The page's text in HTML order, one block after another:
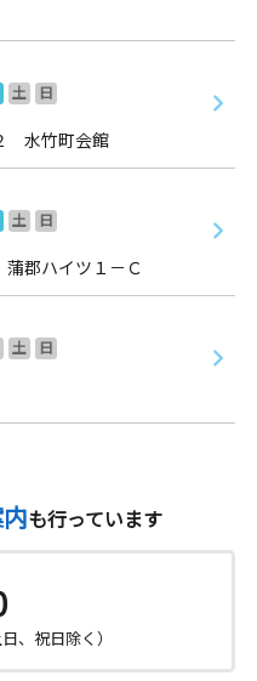
土
日
水竹町会館
土
日
郡ハイツ１－Ｃ
土
日
も行っています
、祝日除く）